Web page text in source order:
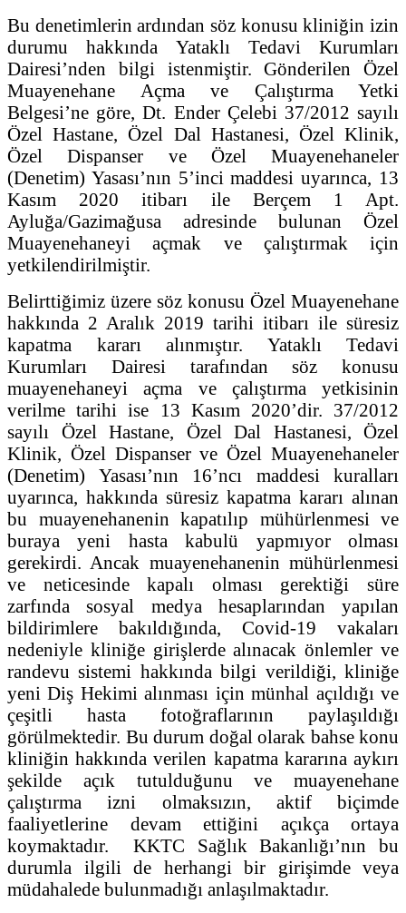
Bu denetimlerin ardından söz konusu kliniğin izin
durumu hakkında Yataklı Tedavi Kurumları
Dairesi’nden bilgi istenmiştir. Gönderilen Özel
Muayenehane Açma ve Çalıştırma Yetki
Belgesi’ne göre, Dt. Ender Çelebi 37/2012 sayılı
Özel Hastane, Özel Dal Hastanesi, Özel Klinik,
Özel Dispanser ve Özel Muayenehaneler
(Denetim) Yasası’nın 5’inci maddesi uyarınca, 13
Kasım 2020 itibarı ile Berçem 1 Apt.
Ayluğa/Gazimağusa adresinde bulunan Özel
Muayenehaneyi açmak ve çalıştırmak için
yetkilendirilmiştir.
Belirttiğimiz üzere söz konusu Özel Muayenehane
hakkında 2 Aralık 2019 tarihi itibarı ile süresiz
kapatma kararı alınmıştır. Yataklı Tedavi
Kurumları Dairesi tarafından söz konusu
muayenehaneyi açma ve çalıştırma yetkisinin
verilme tarihi ise 13 Kasım 2020’dir. 37/2012
sayılı Özel Hastane, Özel Dal Hastanesi, Özel
Klinik, Özel Dispanser ve Özel Muayenehaneler
(Denetim) Yasası’nın 16’ncı maddesi kuralları
uyarınca, hakkında süresiz kapatma kararı alınan
bu muayenehanenin kapatılıp mühürlenmesi ve
buraya yeni hasta kabulü yapmıyor olması
gerekirdi. Ancak muayenehanenin mühürlenmesi
ve neticesinde kapalı olması gerektiği süre
zarfında sosyal medya hesaplarından yapılan
bildirimlere bakıldığında, Covid-19 vakaları
nedeniyle kliniğe girişlerde alınacak önlemler ve
randevu sistemi hakkında bilgi verildiği, kliniğe
yeni Diş Hekimi alınması için münhal açıldığı ve
çeşitli hasta fotoğraflarının paylaşıldığı
görülmektedir. Bu durum doğal olarak bahse konu
kliniğin hakkında verilen kapatma kararına aykırı
şekilde açık tutulduğunu ve muayenehane
çalıştırma izni olmaksızın, aktif biçimde
faaliyetlerine devam ettiğini açıkça ortaya
koymaktadır. KKTC Sağlık Bakanlığı’nın bu
durumla ilgili de herhangi bir girişimde veya
müdahalede bulunmadığı anlaşılmaktadır.